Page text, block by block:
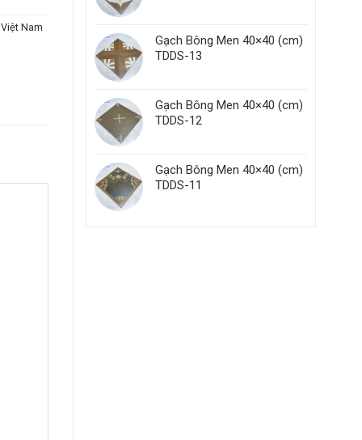
Gạch Bông Men 40×40 (cm)
TDDS-13
Gạch Bông Men 40×40 (cm)
TDDS-12
Gạch Bông Men 40×40 (cm)
TDDS-11
Nam